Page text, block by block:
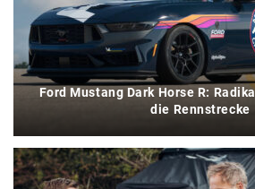
Ford Mustang Dark Horse R:
die Rennstrecke